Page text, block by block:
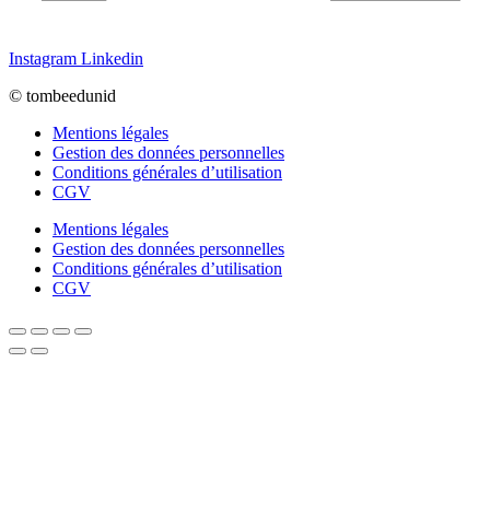
Instagram Linkedin
© tombeedunid
Mentions légales
Gestion des données personnelles
Conditions générales d’utilisation
CGV
Mentions légales
Gestion des données personnelles
Conditions générales d’utilisation
CGV